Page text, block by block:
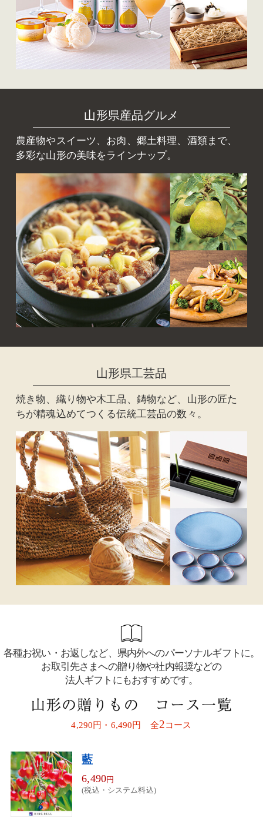
山形県産品グルメ
農産物やスイーツ、お肉、郷土料理、酒類まで、
多彩な山形の美味をラインナップ。
山形県工芸品
焼き物、織り物や木工品、鋳物など、山形の匠た
ちが精魂込めてつくる伝統工芸品の数々。
各種お祝い・お返しなど、県内外へのパーソナルギフトに。
お取引先さまへの贈り物や社内報奨などの
法人ギフトにもおすすめです。
4,290円・6,490円 全2コース
藍
6,490円
(税込・システム料込)